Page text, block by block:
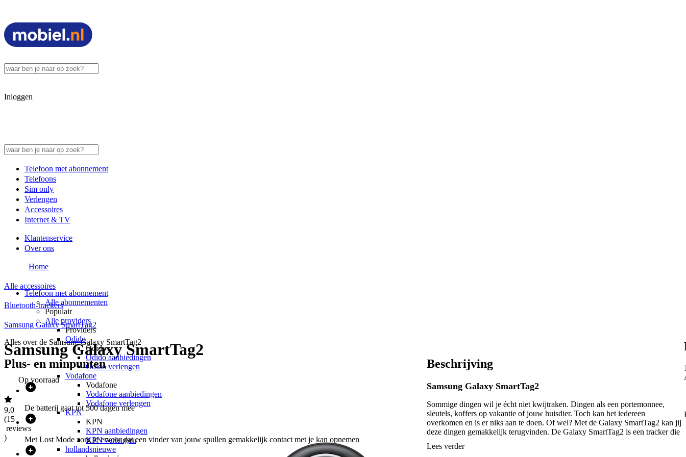
Inloggen
Telefoon met abonnement
Telefoons
Sim only
Verlengen
Accessoires
Internet & TV
Klantenservice
Over ons
Telefoon met abonnement
Alle abonnementen
Populair
Alle providers
Providers
Odido
Odido
Odido aanbiedingen
Odido verlengen
Vodafone
Vodafone
Vodafone aanbiedingen
Vodafone verlengen
KPN
KPN
KPN aanbiedingen
KPN verlengen
hollandsnieuwe
Home
Alle accessoires
Bluetooth-trackers
Samsung Galaxy SmartTag2
Samsung Galaxy SmartTag2
Op voorraad
9,0
(15
reviews
)
Alles over de Samsung Galaxy SmartTag2
Plus- en minpunten
De batterij gaat tot 500 dagen mee
Met Lost Mode zorg je ervoor dat een vinder van jouw spullen gemakkelijk contact met je kan opnemen
Beschrijving
Samsung Galaxy SmartTag2
Sommige dingen wil je écht niet kwijtraken. Dingen als een portemonnee,
sleutels, koffers op vakantie of jouw huisdier. Toch kan het iedereen
overkomen en is er niks aan te doen. Of wel? Met de Galaxy SmartTag2 kan jij
deze dingen gemakkelijk terugvinden. De Galaxy SmartTag2 is een tracker die
heeft Samsung met de Galaxy SmartTag2 grote vorderingen gemaakt ten
Lees verder